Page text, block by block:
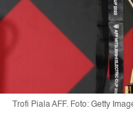
Trofi Piala AFF. Foto: Getty